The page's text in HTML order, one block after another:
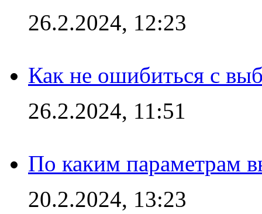
26.2.2024, 12:23
Как не ошибиться с
26.2.2024, 11:51
По каким параметрам
20.2.2024, 13:23